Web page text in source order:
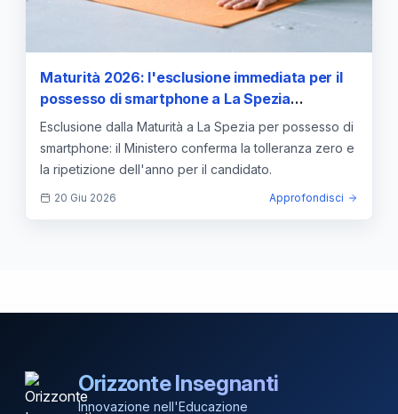
Maturità 2026: l'esclusione immediata per il
possesso di smartphone a La Spezia
conferma la linea "tolleranza zero" del
Ministero
Esclusione dalla Maturità a La Spezia per possesso di
smartphone: il Ministero conferma la tolleranza zero e
la ripetizione dell'anno per il candidato.
20 Giu 2026 Approfondisci
Orizzonte Insegnanti
Innovazione nell'Educazione